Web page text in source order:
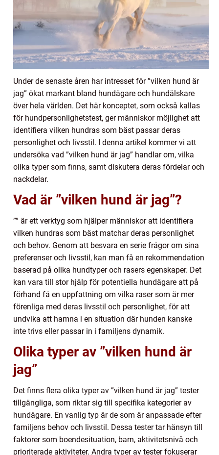
Under de senaste åren har intresset för ”vilken hund är
jag” ökat markant bland hundägare och hundälskare
över hela världen. Det här konceptet, som också kallas
för hundpersonlighetstest, ger människor möjlighet att
identifiera vilken hundras som bäst passar deras
personlighet och livsstil. I denna artikel kommer vi att
undersöka vad ”vilken hund är jag” handlar om, vilka
olika typer som finns, samt diskutera deras fördelar och
nackdelar.
Vad är ”vilken hund är jag”?
”” är ett verktyg som hjälper människor att identifiera
vilken hundras som bäst matchar deras personlighet
och behov. Genom att besvara en serie frågor om sina
preferenser och livsstil, kan man få en rekommendation
baserad på olika hundtyper och rasers egenskaper. Det
kan vara till stor hjälp för potentiella hundägare att på
förhand få en uppfattning om vilka raser som är mer
förenliga med deras livsstil och personlighet, för att
undvika att hamna i en situation där hunden kanske
inte trivs eller passar in i familjens dynamik.
Olika typer av ”vilken hund är
jag”
Det finns flera olika typer av ”vilken hund är jag” tester
tillgängliga, som riktar sig till specifika kategorier av
hundägare. En vanlig typ är de som är anpassade efter
familjens behov och livsstil. Dessa tester tar hänsyn till
faktorer som boendesituation, barn, aktivitetsnivå och
prioriterade aktiviteter. Andra typer av tester fokuserar